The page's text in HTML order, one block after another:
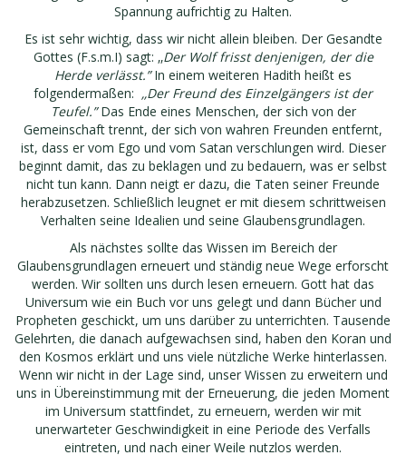
Spannung aufrichtig zu Halten.
Es ist sehr wichtig, dass wir nicht allein bleiben. Der Gesandte
Gottes (F.s.m.I) sagt: ‚‚Der Wolf frisst denjenigen, der die
Herde verlässt.”In einem weiteren Hadith heißt es
folgendermaßen: ‚‚Der Freund des Einzelgängers ist der
Teufel.”Das Ende eines Menschen, der sich von der
Gemeinschaft trennt, der sich von wahren Freunden entfernt,
ist, dass er vom Ego und vom Satan verschlungen wird. Dieser
beginnt damit, das zu beklagen und zu bedauern, was er selbst
nicht tun kann. Dann neigt er dazu, die Taten seiner Freunde
herabzusetzen. Schließlich leugnet er mit diesem schrittweisen
Verhalten seine Idealien und seine Glaubensgrundlagen.
Als nächstes sollte das Wissen im Bereich der
Glaubensgrundlagen erneuert und ständig neue Wege erforscht
werden. Wir sollten uns durch lesen erneuern. Gott hat das
Universum wie ein Buch vor uns gelegt und dann Bücher und
Propheten geschickt, um uns darüber zu unterrichten. Tausende
Gelehrten, die danach aufgewachsen sind, haben den Koran und
den Kosmos erklärt und uns viele nützliche Werke hinterlassen.
Wenn wir nicht in der Lage sind, unser Wissen zu erweitern und
uns in Übereinstimmung mit der Erneuerung, die jeden Moment
im Universum stattfindet, zu erneuern, werden wir mit
unerwarteter Geschwindigkeit in eine Periode des Verfalls
eintreten, und nach einer Weile nutzlos werden.